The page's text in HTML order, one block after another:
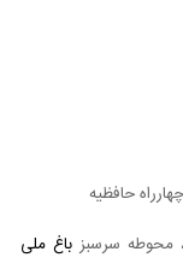
حافظیه
محوطه سرسبز باغ ملی